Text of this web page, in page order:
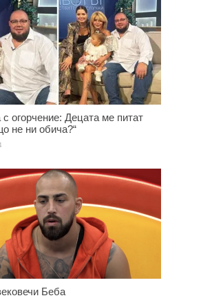
огорчение: Децата ме питат
не ни обича?“
Беба